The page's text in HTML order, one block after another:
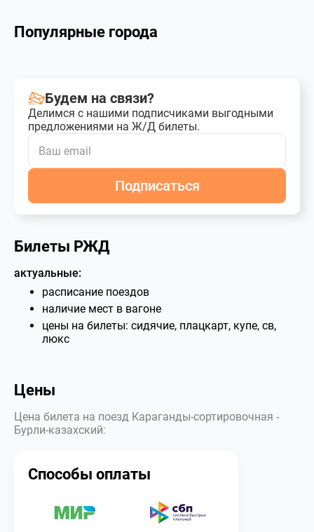
Популярные города
Будем на связи?
Делимся с нашими подписчиками выгодными
предложениями на Ж/Д билеты.
Подписаться
Билеты РЖД
актуальные:
расписание поездов
наличие мест в вагоне
цены на билеты: сидячие, плацкарт, купе, св,
люкс
Цены
Цена билета на поезд Караганды-сортировочная -
Бурли-казахский:
Способы оплаты